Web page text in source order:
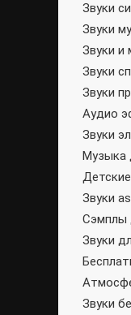
Звуки
Звуки
Звуки и
Звуки
Звуки
Аудио
Звуки
Музыка
Звуки
Сэмплы
Звуки
Звуки